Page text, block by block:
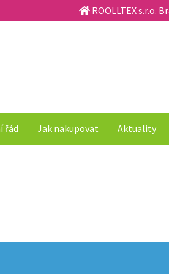
ROOLLTEX s.r.o.
řád Jak nakupovat Aktuality